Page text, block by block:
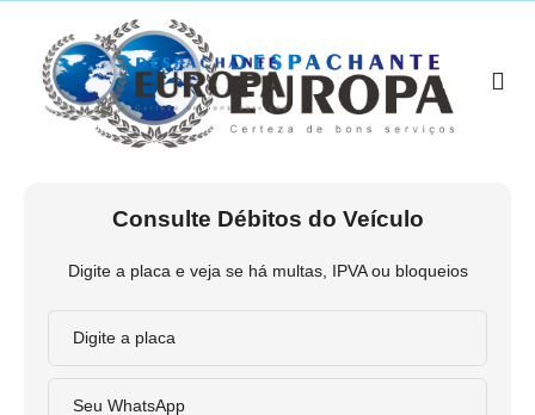
Consulte Débitos do Veículo
Digite a placa e veja se há multas, IPVA ou bloqueios